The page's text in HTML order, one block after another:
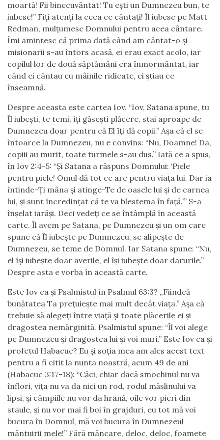
moartă! Fii binecuvântat! Tu ești un Dumnezeu bun, te
iubesc!” Fiți atenți la ceea ce cântați! Îl iubesc pe Matt
Redman, mulțumesc Domnului pentru acea cântare.
Îmi amintesc că prima dată când am cântat-o și
misionarii s-au întors acasă, ei erau exact acolo, iar
copilul lor de două săptămâni era înmormântat, iar
când ei cântau cu mâinile ridicate, ei știau ce
înseamnă.
Despre aceasta este cartea Iov. “Iov, Satana spune, tu
Îl iubești, te temi, îți găsești plăcere, stai aproape de
Dumnezeu doar pentru că El îți dă copii.” Așa că el se
întoarce la Dumnezeu, nu e convins: “Nu, Doamne! Da,
copiii au murit, toate turmele s-au dus.” Iată ce a spus,
în Iov 2:4-5: “Și Satana a răspuns Domnului: ‘Piele
pentru piele! Omul dă tot ce are pentru viața lui. Dar ia
întinde-Ți mâna și atinge-Te de oasele lui și de carnea
lui, și sunt încredințat că te va blestema în față.’” S-a
înșelat iarăși. Deci vedeți ce se întâmplă în această
carte. Îl avem pe Satana, pe Dumnezeu și un om care
spune că Îl iubește pe Dumnezeu, se alipește de
Dumnezeu, se teme de Domnul. Iar Satana spune: “Nu,
el își iubește doar averile, el își iubește doar darurile.”
Despre asta e vorba în această carte.
Este Iov ca și Psalmistul în Psalmul 63:3? „Fiindcă
bunătatea Ta prețuiește mai mult decât viața.” Așa că
trebuie să alegeți între viață și toate plăcerile ei și
dragostea nemărginită. Psalmistul spune: “Îl voi alege
pe Dumnezeu și dragostea lui și voi muri.” Este Iov ca și
profetul Habacuc? Eu și soția mea am ales acest text
pentru a fi citit la nunta noastră, acum 49 de ani
(Habacuc 3:17-18): “Căci, chiar dacă smochinul nu va
înflori, vița nu va da nici un rod, rodul măslinului va
lipsi, și câmpiile nu vor da hrană, oile vor pieri din
staule, și nu vor mai fi boi în grajduri, eu tot mă voi
bucura în Domnul, mă voi bucura în Dumnezeul
mântuirii mele!” Fără mâncare, deloc, deloc, foamete